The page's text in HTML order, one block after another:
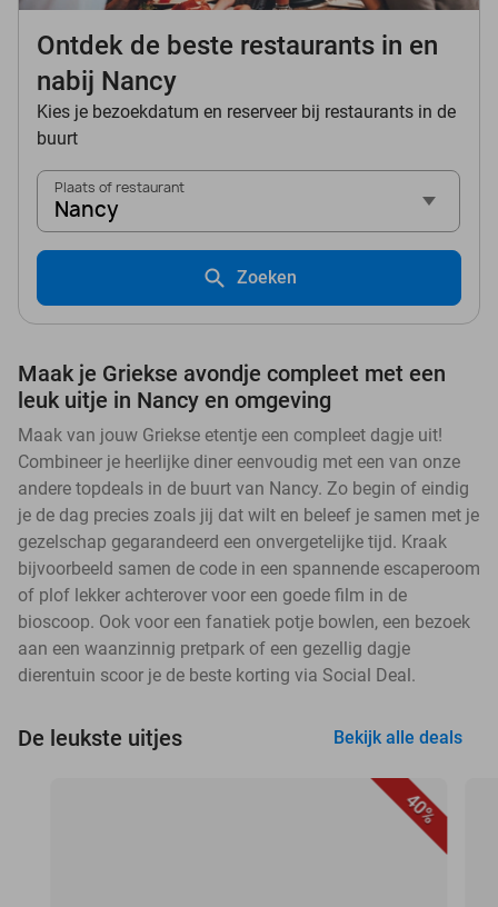
Ontdek de beste restaurants in en
nabij Nancy
Kies je bezoekdatum en reserveer bij restaurants in de
buurt
Plaats of restaurant
Nancy
Zoeken
Maak je Griekse avondje compleet met een
leuk uitje in Nancy en omgeving
Maak van jouw Griekse etentje een compleet dagje uit!
Combineer je heerlijke diner eenvoudig met een van onze
andere topdeals in de buurt van Nancy. Zo begin of eindig
je de dag precies zoals jij dat wilt en beleef je samen met je
gezelschap gegarandeerd een onvergetelijke tijd. Kraak
bijvoorbeeld samen de code in een spannende escaperoom
of plof lekker achterover voor een goede film in de
bioscoop. Ook voor een fanatiek potje bowlen, een bezoek
aan een waanzinnig pretpark of een gezellig dagje
dierentuin scoor je de beste korting via Social Deal.
De leukste uitjes Bekijk alle deals
40%